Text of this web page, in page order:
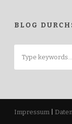
BLOG
Impressum